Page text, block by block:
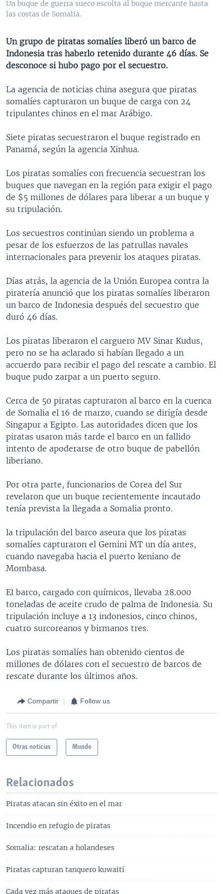
VENEZUELA
NICARAGUA
ECONOMÍA
TECNOLOGÍA
DEPORTES
MULTIMEDIA
FOTOGRAFÍA
AUDIOS
EL MUNDO AL DÍA
FORO INTERAMERICANO
LAS CLAVES
PANORAMA
RADIO
AVANCE INFORMATIVO
BUENOS DÍAS AMÉRICA
ESTADOS UNIDOS AL DÍA
EL MUNDO AL DÍA [RADIO]
FORO [RADIO]
DEPORTIVO INTERNACIONAL
NOTA ECONÓMICA
ENTRETENIMIENTO
DIRECT
Learning English
SÍGANOS
Un buque de guerra sueco escolta al buque mercante hasta
las costas de Somalia.
Un grupo de piratas somalíes liberó un barco de
Indonesia tras haberlo retenido durante 46 días. Se
desconoce si hubo pago por el secuestro.
La agencia de noticias china asegura que piratas
somalíes capturaron un buque de carga con 24
tripulantes chinos en el mar Arábigo.
Siete piratas secuestraron el buque registrado en
Panamá, según la agencia Xinhua.
Los piratas somalíes con frecuencia secuestran los
buques que navegan en la región para exigir el pago
de $5 millones de dólares para liberar a un buque y
su tripulación.
Los secuestros continúan siendo un problema a
pesar de los esfuerzos de las patrullas navales
internacionales para prevenir los ataques piratas.
Días atrás, la agencia de la Unión Europea contra la
piratería anunció que los piratas somalíes liberaron
un barco de Indonesia después del secuestro que
duró 46 días.
Los piratas liberaron el carguero MV Sinar Kudus,
pero no se ha aclarado si habían llegado a un
accuerdo para recibir el pago del rescate a cambio. El
buque pudo zarpar a un puerto seguro.
Cerca de 50 piratas capturaron al barco en la cuenca
de Somalia el 16 de marzo, cuando se dirigía desde
Singapur a Egipto. Las autoridades dicen que los
piratas usaron más tarde el barco en un fallido
intento de apoderarse de otro buque de pabellón
liberiano.
Por otra parte, funcionarios de Corea del Sur
revelaron que un buque recientemente incautado
tenía prevista la llegada a Somalia pronto.
la tripulación del barco aseura que los piratas
somalíes capturaron el Gemini MT un día antes,
cuando navegaba hacia el puerto keniano de
Mombasa.
El barco, cargado con químicos, llevaba 28.000
toneladas de aceite crudo de palma de Indonesia. Su
tripulación incluye a 13 indonesios, cinco chinos,
cuatro surcoreanos y birmanos tres.
Los piratas somalíes han obtenido cientos de
millones de dólares con el secuestro de barcos de
rescate durante los últimos años.
Compartir Follow us
This item is part of
Otras noticias Mundo
Relacionados
Piratas atacan sin éxito en el mar
Incendio en refugio de piratas
Somalia: rescatan a holandeses
Piratas capturan tanquero kuwaití
Cada vez más ataques de piratas